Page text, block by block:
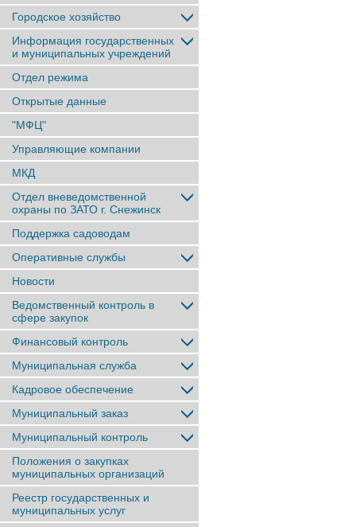
Городское хозяйство
Информация государственных
и муниципальных учреждений
Отдел режима
Открытые данные
"МФЦ"
Управляющие компании
МКД
Отдел вневедомственной
охраны по ЗАТО г. Снежинск
Поддержка садоводам
Оперативные службы
Новости
Ведомственный контроль в
сфере закупок
Финансовый контроль
Муниципальная служба
Кадровое обеспечение
Муниципальный заказ
Муниципальный контроль
Положения о закупках
муниципальных организаций
Реестр государственных и
муниципальных услуг